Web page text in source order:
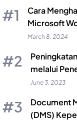
Cara
Microsoft
March 8, 2024
melalui
June 3, 2023
Document
(DMS)